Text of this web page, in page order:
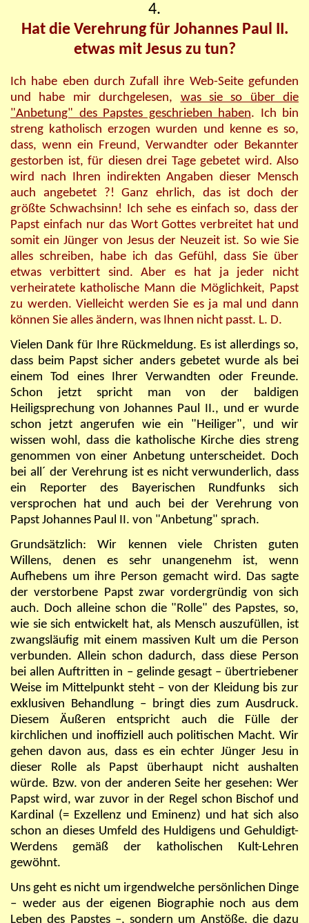
4.
Hat die Verehrung für Johannes Paul II.
etwas mit Jesus zu tun?
Ich habe eben durch Zufall ihre Web-Seite gefunden
und habe mir durchgelesen, was sie so über die
"Anbetung" des Papstes geschrieben haben. Ich bin
streng katholisch erzogen wurden und kenne es so,
dass, wenn ein Freund, Verwandter oder Bekannter
gestorben ist, für diesen drei Tage gebetet wird. Also
wird nach Ihren indirekten Angaben dieser Mensch
auch angebetet ?! Ganz ehrlich, das ist doch der
größte Schwachsinn! Ich sehe es einfach so, dass der
Papst einfach nur das Wort Gottes verbreitet hat und
somit ein Jünger von Jesus der Neuzeit ist. So wie Sie
alles schreiben, habe ich das Gefühl, dass Sie über
etwas verbittert sind. Aber es hat ja jeder nicht
verheiratete katholische Mann die Möglichkeit, Papst
zu werden. Vielleicht werden Sie es ja mal und dann
können Sie alles ändern, was Ihnen nicht passt. L. D.
Vielen Dank für Ihre Rückmeldung. Es ist allerdings so,
dass beim Papst sicher anders gebetet wurde als bei
einem Tod eines Ihrer Verwandten oder Freunde.
Schon jetzt spricht man von der baldigen
Heiligsprechung von Johannes Paul II., und er wurde
schon jetzt angerufen wie ein "Heiliger", und wir
wissen wohl, dass die katholische Kirche dies streng
genommen von einer Anbetung unterscheidet. Doch
bei all´ der Verehrung ist es nicht verwunderlich, dass
ein Reporter des Bayerischen Rundfunks sich
versprochen hat und auch bei der Verehrung von
Papst Johannes Paul II. von "Anbetung" sprach.
Grundsätzlich: Wir kennen viele Christen guten
Willens, denen es sehr unangenehm ist, wenn
Aufhebens um ihre Person gemacht wird. Das sagte
der verstorbene Papst zwar vordergründig von sich
auch. Doch alleine schon die "Rolle" des Papstes, so,
wie sie sich entwickelt hat, als Mensch auszufüllen, ist
zwangsläufig mit einem massiven Kult um die Person
verbunden. Allein schon dadurch, dass diese Person
bei allen Auftritten in – gelinde gesagt – übertriebener
Weise im Mittelpunkt steht – von der Kleidung bis zur
exklusiven Behandlung – bringt dies zum Ausdruck.
Diesem Äußeren entspricht auch die Fülle der
kirchlichen und inoffiziell auch politischen Macht. Wir
gehen davon aus, dass es ein echter Jünger Jesu in
dieser Rolle als Papst überhaupt nicht aushalten
würde. Bzw. von der anderen Seite her gesehen: Wer
Papst wird, war zuvor in der Regel schon Bischof und
Kardinal (= Exzellenz und Eminenz) und hat sich also
schon an dieses Umfeld des Huldigens und Gehuldigt-
Werdens gemäß der katholischen Kult-Lehren
gewöhnt.
Uns geht es nicht um irgendwelche persönlichen Dinge
– weder aus der eigenen Biographie noch aus dem
Leben des Papstes –, sondern um Anstöße, die dazu